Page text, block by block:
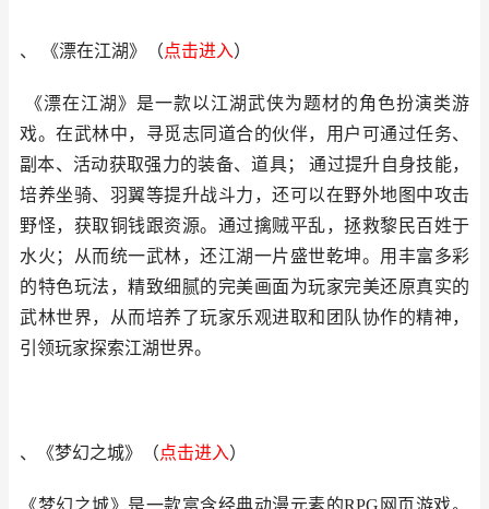
、 《漂在江湖》 （点击进 入）
《漂在江湖》是一款以江湖武侠为题材的角色扮演类游
戏。在武林中，寻觅志同道合的伙伴，用户可通过任务、
副本、活动获取强力的装备、道具； 通过提升自身技能，
培养坐骑、羽翼等提升战斗力，还可以在野外地图中攻击
野怪，获取铜钱跟资源。通过擒贼平乱，拯救黎民百姓于
水火；从而统一武林，还江湖一片盛世乾坤。用丰富多彩
的特色玩法，精致细腻的完美画面为玩家完美还原真实的
武林世界，从而培养了玩家乐观进取和团队协作的精神，
引领玩家探索江湖世界。
、《梦幻之城》（点击进 入）
《梦幻之城》是一款富含经典动漫元素的RPG网页游戏。